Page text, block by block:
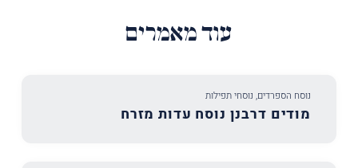
עוד מאמרים
נוסח הספרדים, נוסחי תפילות
מודים דרבנן נוסח עדות מזרח